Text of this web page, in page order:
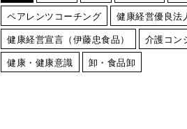
ペアレンツコーチング
健康経営優良法
健康経営宣言（伊藤忠食品）
介護コン
健康・健康意識
卸・食品卸